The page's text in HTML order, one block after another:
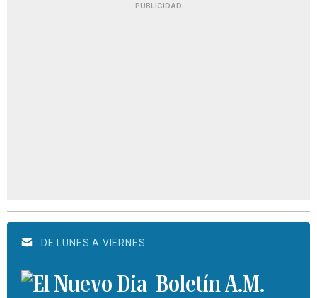
PUBLICIDAD
DE LUNES A VIERNES
Boletín A.M.